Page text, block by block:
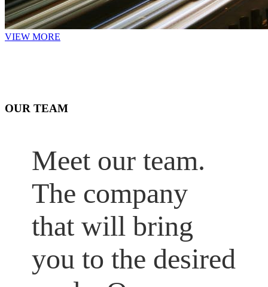
VIEW MORE
OUR TEAM
Meet our team.
The company
that will bring
you to the desired